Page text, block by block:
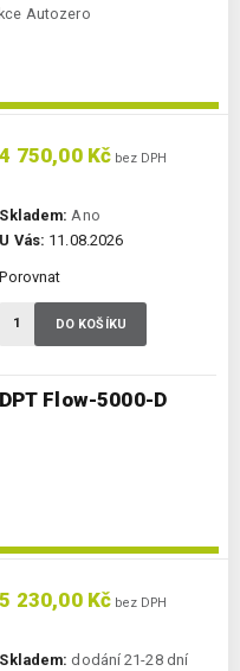
Autozero
Flow-5000-D
4 750,00 Kč bez DPH
Skladem: Ano
U Vás: 11.08.2026
Porovnat
DO KOŠÍKU
5 230,00 Kč bez DPH
Skladem: dodání 21-28 dní